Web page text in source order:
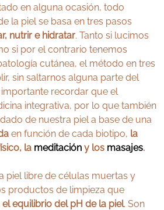
en alguna ocasión, todo
la piel se basa en tres pasos
nutrir e hidratar. Tanto si lucimos
si por el contrario tenemos
cutánea, el método en tres
sin saltarnos alguna parte del
recordar que el
integrativa, por lo que también
de nuestra piel a base de una
en función de cada biotipo, la
la meditacióny los masajes.
piel libre de células muertas y
productos de limpieza que
el equilibrio del pH de la piel. Son